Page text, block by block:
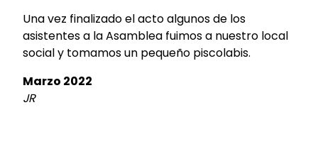
Una vez finalizado el acto algunos de los
asistentes a la Asamblea fuimos a nuestro local
social y tomamos un pequeño piscolabis.
Marzo 2022
JR